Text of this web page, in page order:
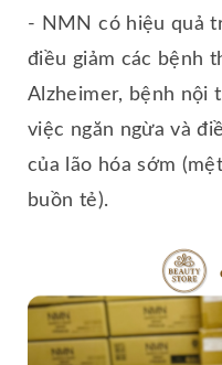
- NMN có hiệu quả
điều giảm các bệnh
Alzheimer, bệnh nội
việc ngăn ngừa và
của lão hóa sớm
buồn tẻ).